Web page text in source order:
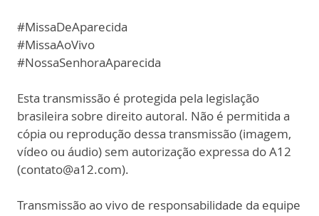
#MissaDeAparecida
#MissaAoVivo
#NossaSenhoraAparecida
Esta transmissão é protegida pela legislação
brasileira sobre direito autoral. Não é permitida a
cópia ou reprodução dessa transmissão (imagem,
vídeo ou áudio) sem autorização expressa do A12
(contato@a12.com).
Transmissão ao vivo de responsabilidade da equipe